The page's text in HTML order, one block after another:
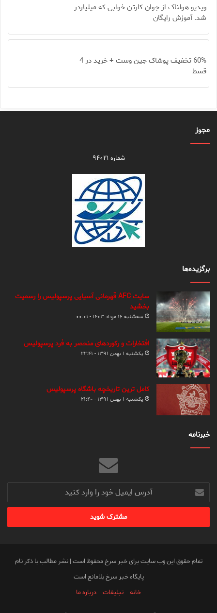
ویدیو هولناک از جوان کارتن خوابی که میلیاردر
شد. آموزش رایگان
60% تخفیف پوشاک جین وست + خرید در 4
قسط
مجوز
شماره ۹۴۰۲۱
برگزیده‌ها
سایت AFC قهرمانی آسیایی پرسپولیس را رسمیت
بخشید
سه‌شنبه ۱۶ مرداد ۱۴۰۳ - ۰۰:۰۱
افتخارات و رکوردهای منحصر به فرد پرسپولیس
یکشنبه ۱ بهمن ۱۳۹۱ - ۲۲:۴۱
کامل ترین تاریخچه باشگاه پرسپولیس
یکشنبه ۱ بهمن ۱۳۹۱ - ۲۱:۴۰
خبرنامه
آدرس
ایمیل
خود
وارد
تمام حقوق این وب سایت برای خبر سرخ محفوظ است | نشر مطالب با ذکر نام
پایگاه خبر سرخ بلامانع است
خانه
تبلیغات درباره ما